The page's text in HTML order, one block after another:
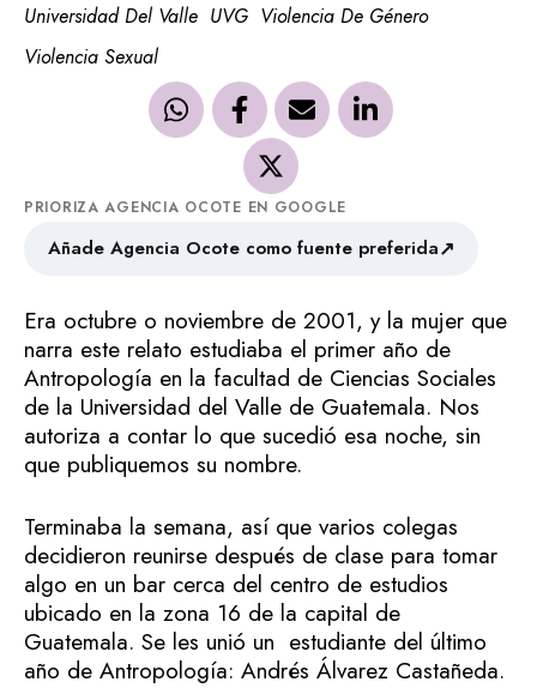
Universidad Del Valle UVG Violencia De Género
Violencia Sexual
PRIORIZA AGENCIA OCOTE EN GOOGLE
Añade Agencia Ocote como fuente preferida↗
Era octubre o noviembre de 2001, y la mujer que
narra este relato estudiaba el primer año de
Antropología en la facultad de Ciencias Sociales
de la Universidad del Valle de Guatemala. Nos
autoriza a contar lo que sucedió esa noche, sin
que publiquemos su nombre.
Terminaba la semana, así que varios colegas
decidieron reunirse después de clase para tomar
algo en un bar cerca del centro de estudios
ubicado en la zona 16 de la capital de
Guatemala. Se les unió un estudiante del último
año de Antropología: Andrés Álvarez Castañeda.